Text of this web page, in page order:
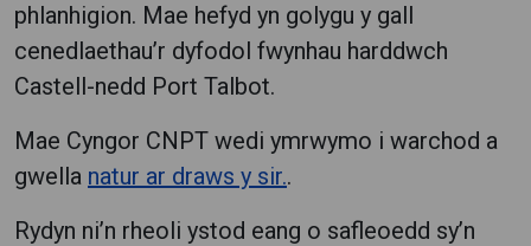
phlanhigion. Mae hefyd yn golygu y gall
cenedlaethau’r dyfodol fwynhau harddwch
Castell-nedd Port Talbot.
Mae Cyngor CNPT wedi ymrwymo i warchod a
gwella natur ar draws y sir..
Rydyn ni’n rheoli ystod eang o safleoedd sy’n